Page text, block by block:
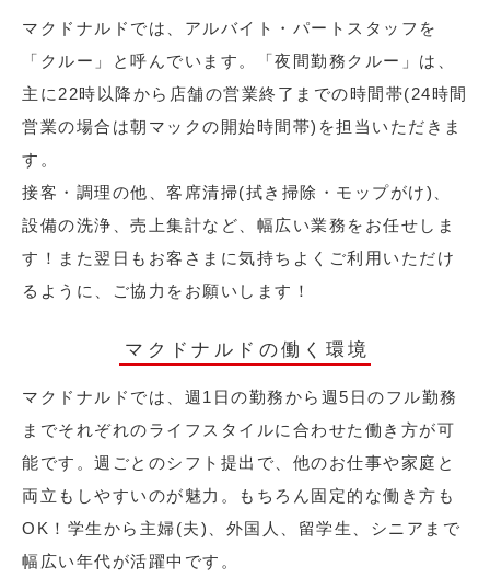
マクドナルドでは、アルバイト・パートスタッフを
「クルー」と呼んでいます。「夜間勤務クルー」は、
主に22時以降から店舗の営業終了までの時間帯(24時間
営業の場合は朝マックの開始時間帯)を担当いただきま
す。
接客・調理の他、客席清掃(拭き掃除・モップがけ)、
設備の洗浄、売上集計など、幅広い業務をお任せしま
す！また翌日もお客さまに気持ちよくご利用いただけ
るように、ご協力をお願いします！
マクドナルドの働く環境
マクドナルドでは、週1日の勤務から週5日のフル勤務
までそれぞれのライフスタイルに合わせた働き方が可
能です。週ごとのシフト提出で、他のお仕事や家庭と
両立もしやすいのが魅力。もちろん固定的な働き方も
OK！学生から主婦(夫)、外国人、留学生、シニアまで
幅広い年代が活躍中です。